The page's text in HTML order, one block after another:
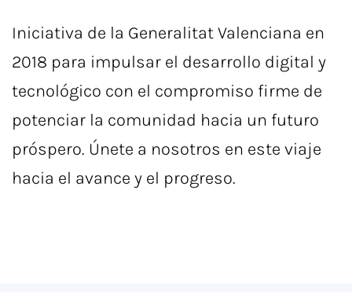
Iniciativa de la Generalitat Valenciana en
2018 para impulsar el desarrollo digital y
tecnológico con el compromiso firme de
potenciar la comunidad hacia un futuro
próspero. Únete a nosotros en este viaje
hacia el avance y el progreso.